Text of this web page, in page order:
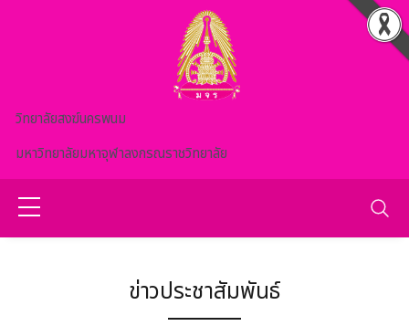
วิทยาลัยสงฆ์นครพนม
มหาวิทยาลัยมหาจุฬาลงกรณราชวิทยาลัย
ข่าวประชาสัมพันธ์